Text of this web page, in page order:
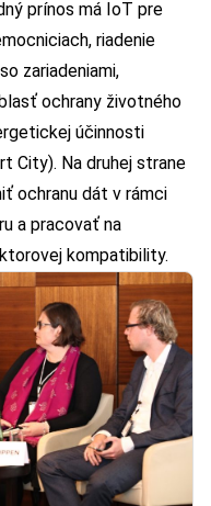
prínos má IoT pre
riadenie
zariadeniami,
ochrany životného
účinnosti
City). Na druhej strane
ochranu dát v rámci
a pracovať na
kompatibility.